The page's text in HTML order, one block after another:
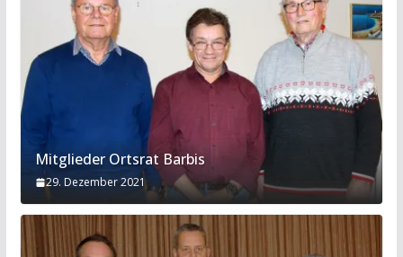
Mitglieder Ortsrat Barbis
29. Dezember 2021